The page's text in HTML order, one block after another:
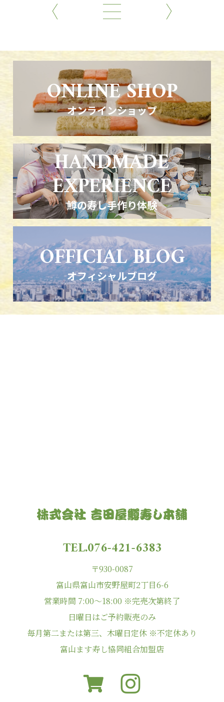
ONLINE SHOP
オンラインショップ
HANDMADE
EXPERIENCE
鱒の寿し手作り体験
OFFICIAL BLOG
オフィシャルブログ
TEL.076-421-6383
〒930-0087
富山県富山市安野屋町2丁目6-6
営業時間 7:00〜18:00 ※完売次第終了
日曜日はご予約販売のみ
毎月第二または第三、木曜日定休 ※不定休あり
富山ます寿し協同組合加盟店